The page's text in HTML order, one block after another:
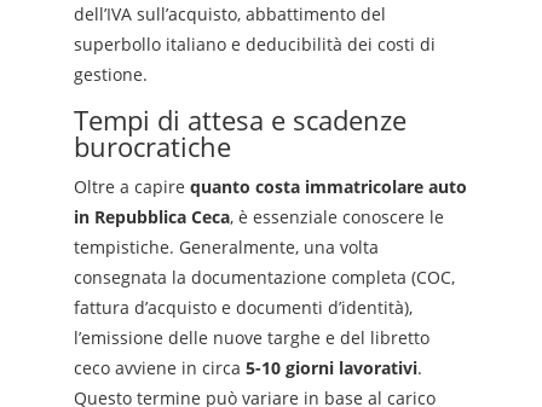
dell’IVA sull’acquisto, abbattimento del
superbollo italiano e deducibilità dei costi di
gestione.
Tempi di attesa e scadenze
burocratiche
Oltre a capire quanto costa immatricolare auto
in Repubblica Ceca, è essenziale conoscere le
tempistiche. Generalmente, una volta
consegnata la documentazione completa (COC,
fattura d’acquisto e documenti d’identità),
l’emissione delle nuove targhe e del libretto
ceco avviene in circa 5-10 giorni lavorativi.
Questo termine può variare in base al carico